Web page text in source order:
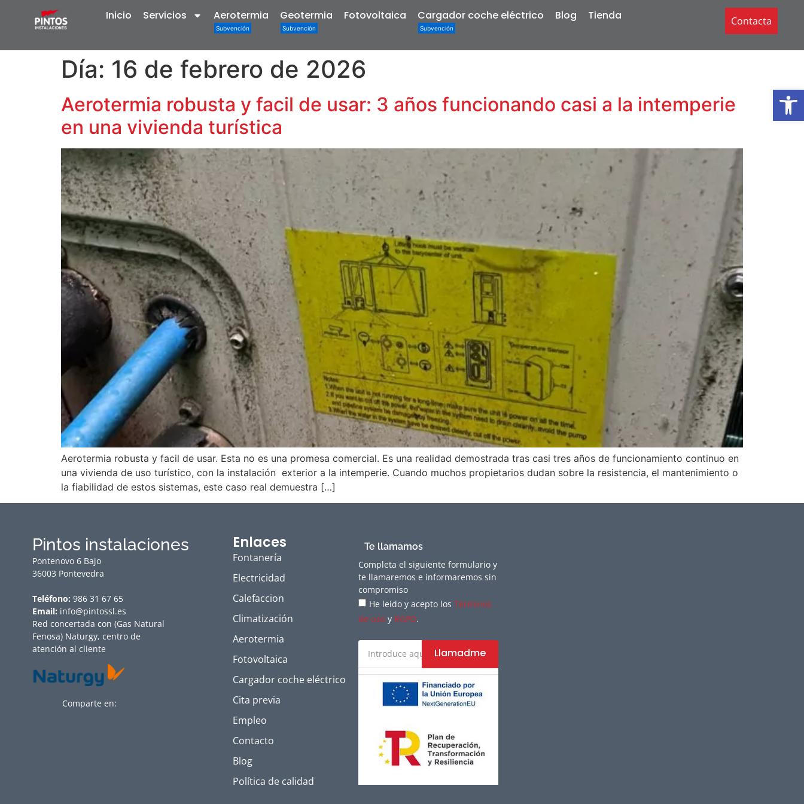
Abrir
Inicio Servicios Aerotermia Geotermia Fotovoltaica Cargador coche eléctrico Blog Tienda Contacta
Día: 16 de febrero de 2026
Aerotermia robusta y facil de usar: 3 años funcionando casi a la intemperie
en una vivienda turística
Aerotermia robusta y facil de usar. Esta no es una promesa comercial. Es una realidad demostrada tras casi tres años de funcionamiento continuo en
una vivienda de uso turístico, con la instalación exterior a la intemperie. Cuando muchos propietarios dudan sobre la resistencia, el mantenimiento o
la fiabilidad de estos sistemas, este caso real demuestra […]
Pintos instalaciones
Pontenovo 6 Bajo
36003 Pontevedra
Teléfono: 986 31 67 65
Email: info@pintossl.es
Red concertada con (Gas Natural
Fenosa) Naturgy, centro de
atención al cliente
Comparte en:
Enlaces
Fontanería
Electricidad
Calefaccion
Climatización
Aerotermia
Fotovoltaica
Cargador coche eléctrico
Cita previa
Empleo
Contacto
Blog
Política de calidad
Te llamamos
Completa el siguiente formulario y
te llamaremos e informaremos sin
compromiso
He leído y acepto los Términos
de usoy RGPD.
Llamadme